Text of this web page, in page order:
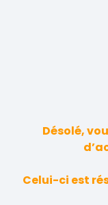
Désolé,
Celui-ci est